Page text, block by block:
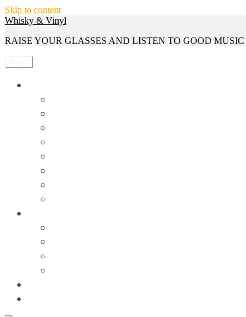
Skip to content
Whisky & Vinyl
RAISE YOUR GLASSES AND LISTEN TO GOOD MUSIC